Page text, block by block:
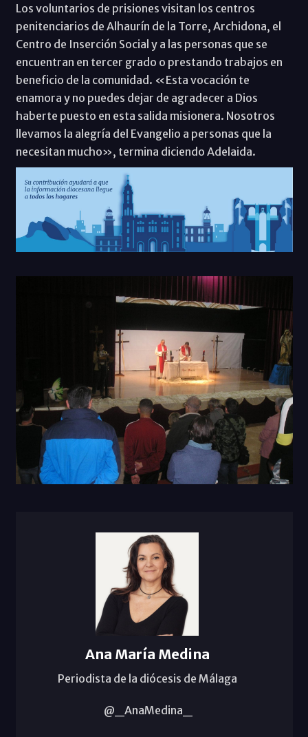
Los voluntarios de prisiones visitan los centros
penitenciarios de Alhaurín de la Torre, Archidona, el
Centro de Inserción Social y a las personas que se
encuentran en tercer grado o prestando trabajos en
beneficio de la comunidad. «Esta vocación te
enamora y no puedes dejar de agradecer a Dios
haberte puesto en esta salida misionera. Nosotros
llevamos la alegría del Evangelio a personas que la
necesitan mucho», termina diciendo Adelaida.
Ana María Medina
Periodista de la diócesis de Málaga
@_AnaMedina_